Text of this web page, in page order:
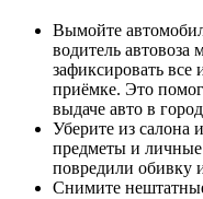
Вымойте
водитель автовоза
зафиксировать
приёмке. Это
выдаче авто в
Уберите из салона
предметы и
повредили обивку
Снимите